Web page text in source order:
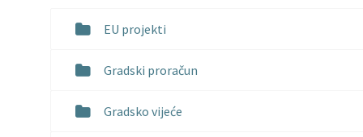
EU projekti
Gradski proračun
Gradsko vijeće